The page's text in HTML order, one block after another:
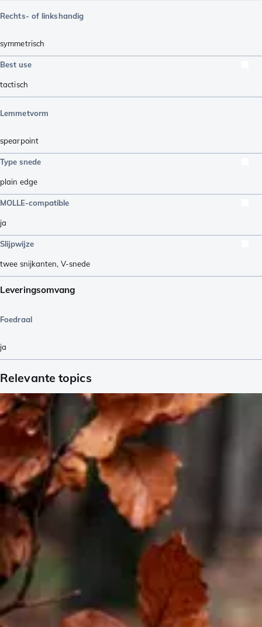
Rechts- of linkshandig
symmetrisch
Best use
tactisch
Lemmetvorm
spearpoint
Type snede
plain edge
MOLLE-compatible
ja
Slijpwijze
twee snijkanten, V-snede
Leveringsomvang
Foedraal
ja
Relevante topics